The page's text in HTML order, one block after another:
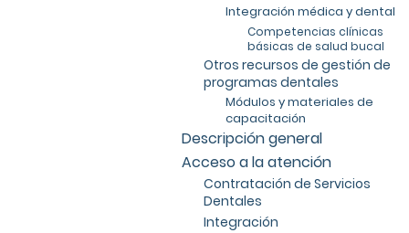
Integración médica y dental
Competencias clínicas
básicas de salud bucal
Otros recursos de gestión de
programas dentales
Módulos y materiales de
capacitación
Descripción general
Acceso a la atención
Contratación de Servicios
Dentales
Integración